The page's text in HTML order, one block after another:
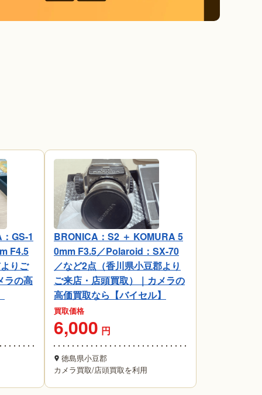
GS-1
F4.5
りご
ラの高
BRONICA：S2 ＋ KOMURA 5
0mm F3.5／Polaroid：SX-70
／など2点（香川県小豆郡より
ご来店・店頭買取）｜カメラの
高価買取なら【バイセル】
買取価格
6,000 円
徳島県小豆郡
カメラ買取/店頭買取を利用